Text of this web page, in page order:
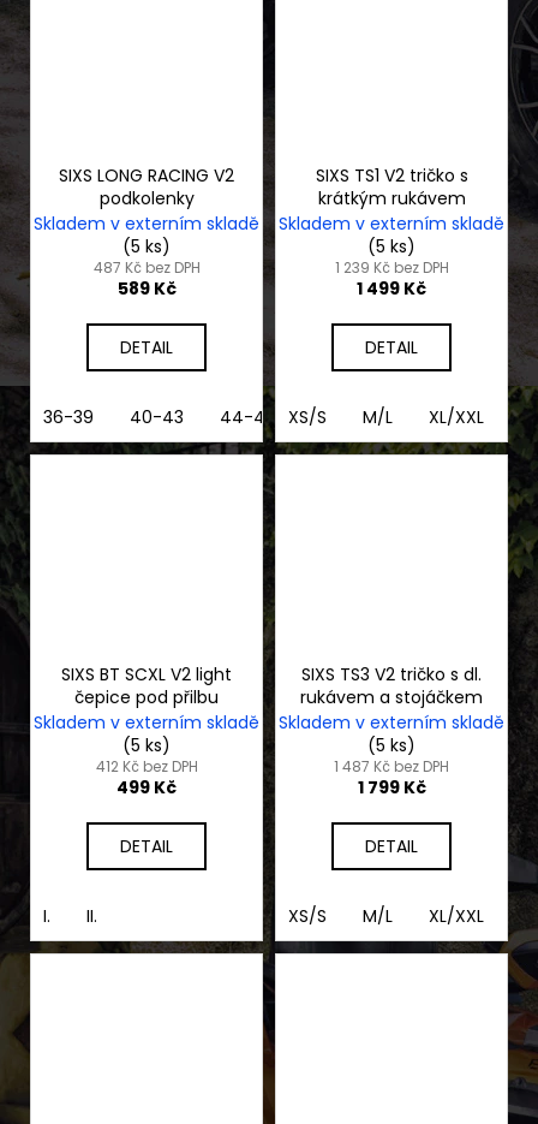
SIXS LONG RACING V2
podkolenky
Skladem v externím skladě
(5 ks)
487 Kč bez DPH
589 Kč
DETAIL
36-39 40-43 44-47
SIXS TS1 V2 tričko s
krátkým rukávem
Skladem v externím skladě
(5 ks)
1 239 Kč bez DPH
1 499 Kč
DETAIL
XS/S M/L XL/XXL
SIXS BT SCXL V2 light
čepice pod přilbu
Skladem v externím skladě
(5 ks)
412 Kč bez DPH
499 Kč
DETAIL
I. II.
SIXS TS3 V2 tričko s dl.
rukávem a stojáčkem
Skladem v externím skladě
(5 ks)
1 487 Kč bez DPH
1 799 Kč
DETAIL
XS/S M/L XL/XXL